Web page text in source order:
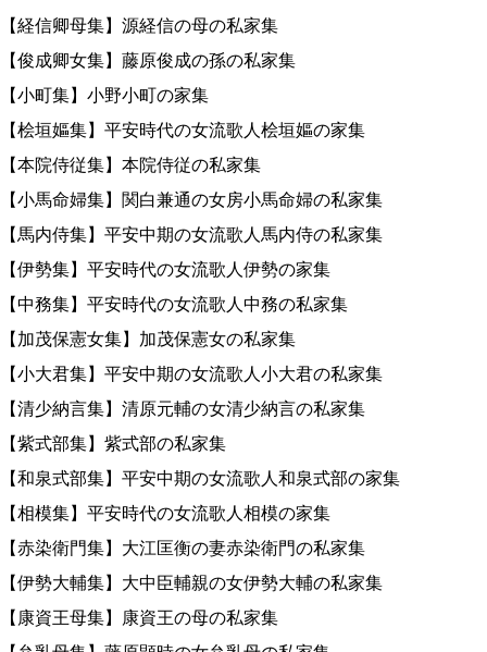
【経信卿母集】源経信の母の私家集
【俊成卿女集】藤原俊成の孫の私家集
【小町集】小野小町の家集
【桧垣嫗集】平安時代の女流歌人桧垣嫗の家集
【本院侍従集】本院侍従の私家集
【小馬命婦集】関白兼通の女房小馬命婦の私家集
【馬内侍集】平安中期の女流歌人馬内侍の私家集
【伊勢集】平安時代の女流歌人伊勢の家集
【中務集】平安時代の女流歌人中務の私家集
【加茂保憲女集】加茂保憲女の私家集
【小大君集】平安中期の女流歌人小大君の私家集
【清少納言集】清原元輔の女清少納言の私家集
【紫式部集】紫式部の私家集
【和泉式部集】平安中期の女流歌人和泉式部の家集
【相模集】平安時代の女流歌人相模の家集
【赤染衛門集】大江匡衡の妻赤染衛門の私家集
【伊勢大輔集】大中臣輔親の女伊勢大輔の私家集
【康資王母集】康資王の母の私家集